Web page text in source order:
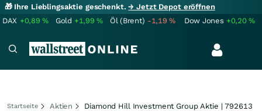
🎁 Ihre Lieblingsaktie geschenkt.→ Jetzt Depot eröffnen
DAX +0,89% Gold +1,99% Öl (Brent) -1,19% Dow Jones +0,20%
Startseite Aktien Diamond Hill Investment Group Aktie | 792613